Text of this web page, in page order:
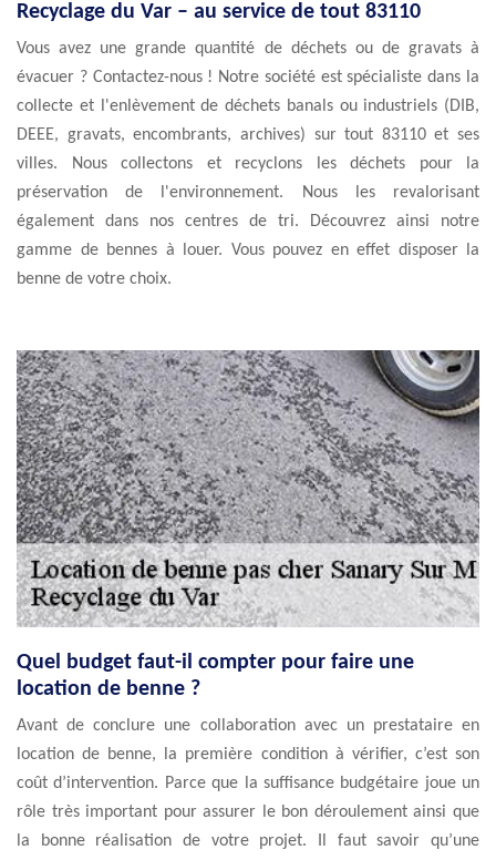
Recyclage du Var – au service de tout 83110
Vous avez une grande quantité de déchets ou de gravats à
évacuer ? Contactez-nous ! Notre société est spécialiste dans la
collecte et l'enlèvement de déchets banals ou industriels (DIB,
DEEE, gravats, encombrants, archives) sur tout 83110 et ses
villes. Nous collectons et recyclons les déchets pour la
préservation de l'environnement. Nous les revalorisant
également dans nos centres de tri. Découvrez ainsi notre
gamme de bennes à louer. Vous pouvez en effet disposer la
benne de votre choix.
Quel budget faut-il compter pour faire une
location de benne ?
Avant de conclure une collaboration avec un prestataire en
location de benne, la première condition à vérifier, c’est son
coût d’intervention. Parce que la suffisance budgétaire joue un
rôle très important pour assurer le bon déroulement ainsi que
la bonne réalisation de votre projet. Il faut savoir qu’une